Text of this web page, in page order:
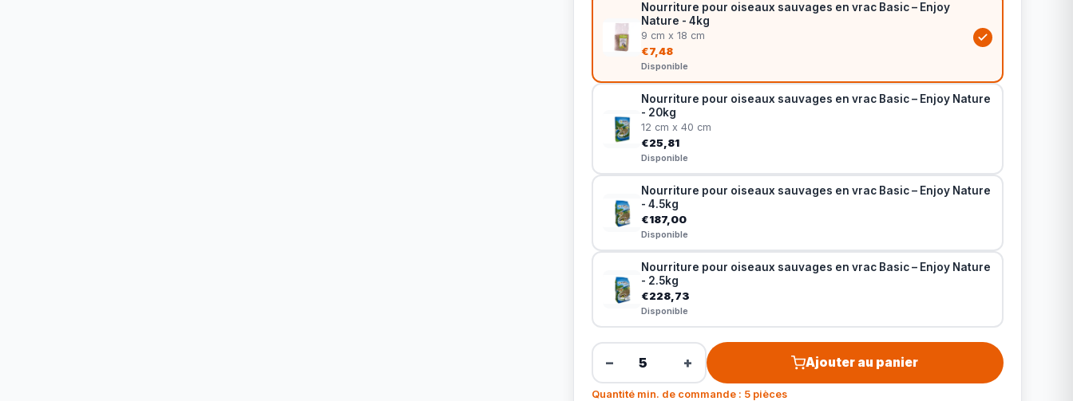
Nourriture pour oiseaux sauvages en vrac Basic – Enjoy
Nature - 4kg
9 cm x 18 cm
€7,48
Disponible
Nourriture pour oiseaux sauvages en vrac Basic – Enjoy Nature
- 20kg
12 cm x 40 cm
€25,81
Disponible
Nourriture pour oiseaux sauvages en vrac Basic – Enjoy Nature
- 4.5kg
€187,00
Disponible
Nourriture pour oiseaux sauvages en vrac Basic – Enjoy Nature
- 2.5kg
€228,73
Disponible
− + Ajouter au panier
Quantité min. de commande : 5 pièces